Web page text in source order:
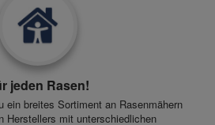
jeden Rasen!
ein breites Sortiment an Rasenmähern
Herstellers mit unterschiedlichen